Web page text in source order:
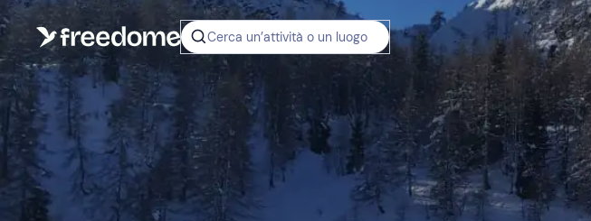
Cerca un’attività o un luogo
Non sai cosa
regalare?
Gift Card
Un regalo digitale
lascia la libertà di